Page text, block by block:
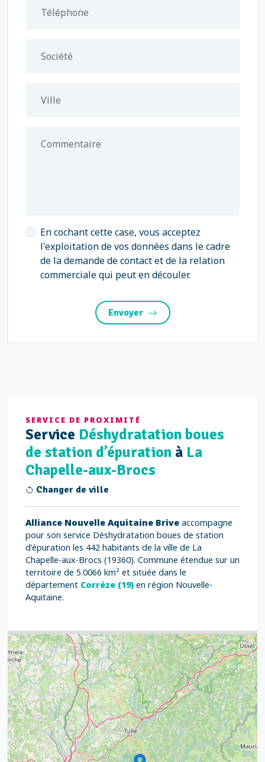
Téléphone
Société
Ville
Commentaire
En cochant cette case, vous acceptez
l'exploitation de vos données dans le cadre
de la demande de contact et de la relation
commerciale qui peut en découler.
Envoyer
SERVICE DE PROXIMITÉ
Service Déshydratation boues
de station d’épuration à La
Chapelle-aux-Brocs
Changer de ville
Alliance Nouvelle Aquitaine Brive accompagne
pour son service Déshydratation boues de station
d’épuration les 442 habitants de la ville de La
Chapelle-aux-Brocs (19360). Commune étendue sur un
territoire de 5.0066 km² et située dans le
département Corrèze (19) en région Nouvelle-
Aquitaine.
3
6
6
5
6
6
12
7
8
6
7
8
17